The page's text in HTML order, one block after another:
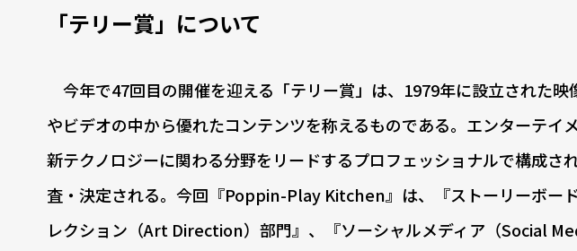
「テリー賞」について
今年で47回目の開催を迎える「テリー賞」は、1979年に設立された
やビデオの中から優れたコンテンツを称えるものである。エンターテイ
新テクノロジーに関わる分野をリードするプロフェッショナルで構成さ
査・決定される。今回『Poppin-Play Kitchen』は、『ストーリーボー
レクション（Art Direction）部門』、『ソーシャルメディア（Social